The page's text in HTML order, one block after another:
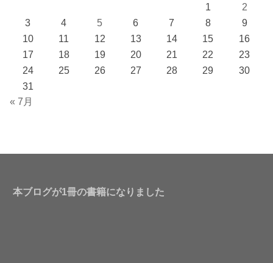
1
2
3
4 5 6 7 8
9
10
11 12 13 14 15
16
17
18 19 20 21 22
23
24
25 26 27 28 29
30
31
« 7月
本ブログが1冊の書籍になりました